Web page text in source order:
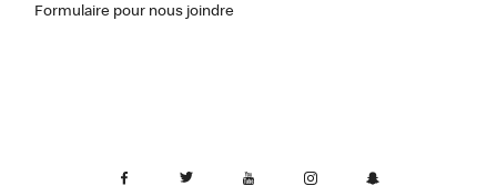
Formulaire pour nous joindre